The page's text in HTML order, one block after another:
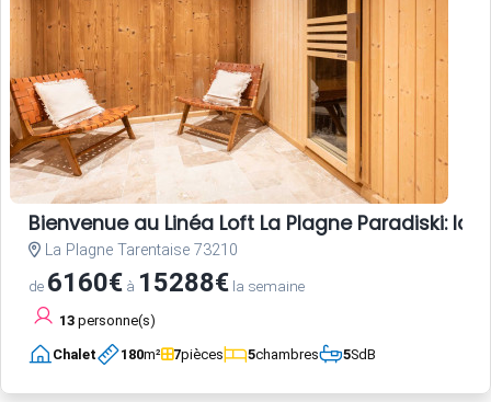
Bienvenue au Linéa Loft La Plagne Paradiski:
La Plagne Tarentaise 73210
de 6160€ à 15288€ la semaine
13 personne(s)
Chalet 180m² 7pièces 5chambres 5SdB